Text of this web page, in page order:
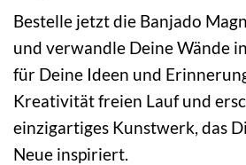
Bestelle jetzt die Banjado
und verwandle Deine Wände
für Deine Ideen und
Kreativität freien Lauf und
einzigartiges Kunstwerk, das
Neue inspiriert.